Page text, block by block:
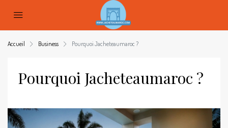
Accueil Business Pourquoi Jacheteaumaroc ?
Pourquoi Jacheteaumaroc ?